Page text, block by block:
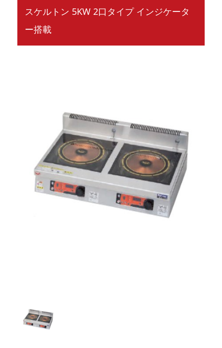
スケルトン 5KW 2口タイプ インジケータ
ー搭載